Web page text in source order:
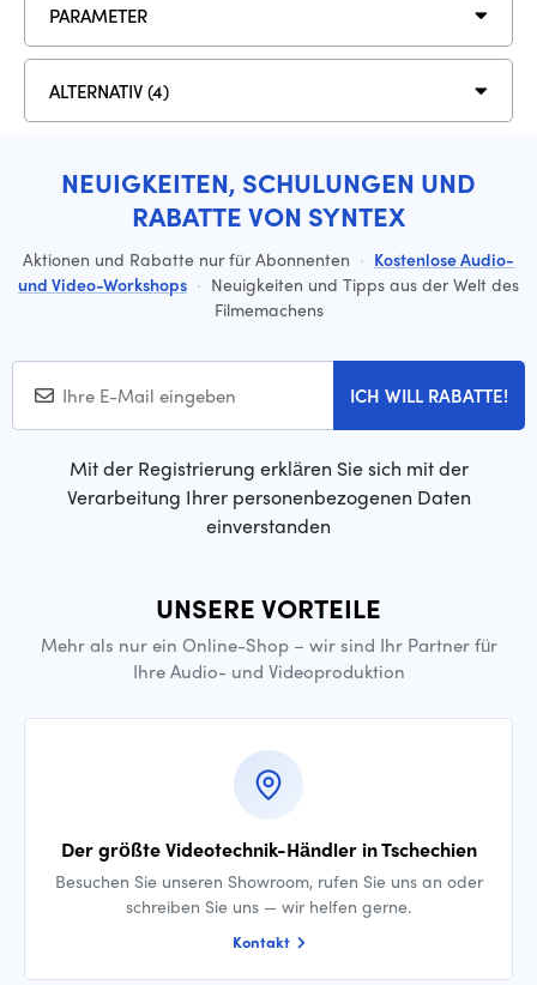
PARAMETER
ALTERNATIV (4)
NEUIGKEITEN, SCHULUNGEN UND
RABATTE VON SYNTEX
Aktionen und Rabatte nur für Abonnenten · Kostenlose Audio-
und Video-Workshops · Neuigkeiten und Tipps aus der Welt des
Filmemachens
ICH WILL RABATTE!
Mit der Registrierung erklären Sie sich mit der
Verarbeitung Ihrer personenbezogenen Daten
einverstanden
UNSERE VORTEILE
Mehr als nur ein Online-Shop – wir sind Ihr Partner für
Ihre Audio- und Videoproduktion
Der größte Videotechnik-Händler in Tschechien
Besuchen Sie unseren Showroom, rufen Sie uns an oder
schreiben Sie uns — wir helfen gerne.
Kontakt